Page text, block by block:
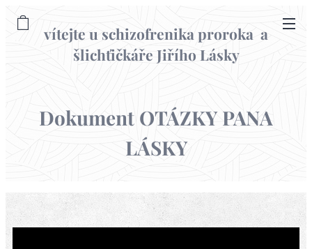
vítejte u schizofrenika proroka a
šlichťičkáře Jiřího Lásky
Dokument OTÁZKY PANA
LÁSKY